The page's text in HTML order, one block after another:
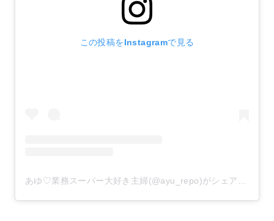
この投稿をInstagramで見る
あゆ♡業務スーパー大好き主婦(@ayu_repo)がシェアした投稿